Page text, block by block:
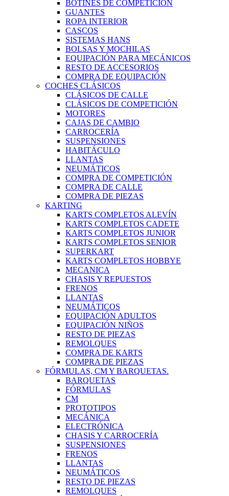
BOTINES DE COMPETICIÓN
GUANTES
ROPA INTERIOR
CASCOS
SISTEMAS HANS
BOLSAS Y MOCHILAS
EQUIPACIÓN PARA MECÁNICOS
RESTO DE ACCESORIOS
COMPRA DE EQUIPACIÓN
COCHES CLÁSICOS
CLÁSICOS DE CALLE
CLÁSICOS DE COMPETICIÓN
MOTORES
CAJAS DE CAMBIO
CARROCERÍA
SUSPENSIONES
HABITÁCULO
LLANTAS
NEUMÁTICOS
COMPRA DE COMPETICIÓN
COMPRA DE CALLE
COMPRA DE PIEZAS
KARTING
KARTS COMPLETOS ALEVÍN
KARTS COMPLETOS CADETE
KARTS COMPLETOS JUNIOR
KARTS COMPLETOS SENIOR
SUPERKART
KARTS COMPLETOS HOBBYE
MECANICA
CHASIS Y REPUESTOS
FRENOS
LLANTAS
NEUMÁTICOS
EQUIPACIÓN ADULTOS
EQUIPACIÓN NIÑOS
RESTO DE PIEZAS
REMOLQUES
COMPRA DE KARTS
COMPRA DE PIEZAS
FÓRMULAS, CM Y BARQUETAS.
BARQUETAS
FÓRMULAS
CM
PROTOTIPOS
MECÁNICA
ELECTRÓNICA
CHASIS Y CARROCERÍA
SUSPENSIONES
FRENOS
LLANTAS
NEUMÁTICOS
RESTO DE PIEZAS
REMOLQUES